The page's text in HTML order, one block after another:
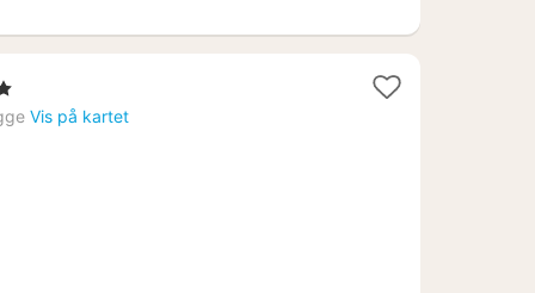
Vis på kartet